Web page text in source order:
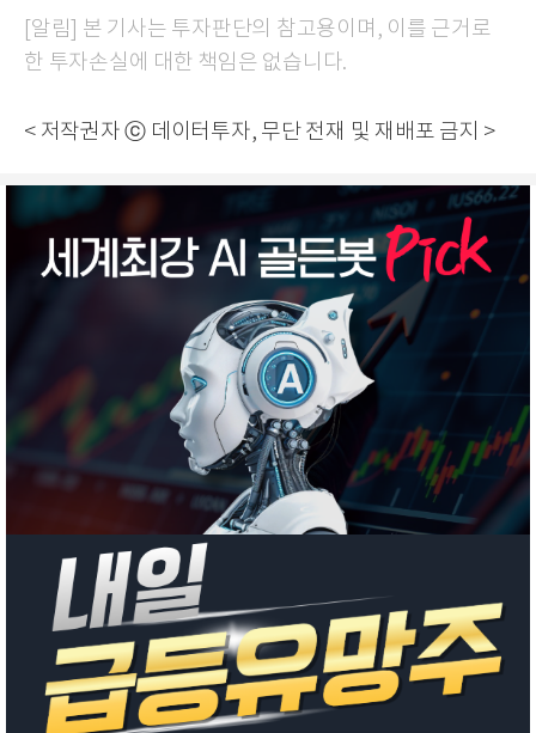
[알림] 본 기사는 투자판단의 참고용이며, 이를 근거로
한 투자손실에 대한 책임은 없습니다.
< 저작권자 ⓒ 데이터투자, 무단 전재 및 재배포 금지 >